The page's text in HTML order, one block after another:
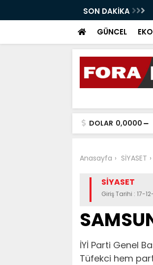
SON DAKİKA
UN MARKASI OLMAYI SÜRDÜRÜYOR
GÜNCEL
DOLAR 0,0000
Anasayfa SİYASET
SİYASET
Giriş Tarihi : 17-
İYİ Parti Genel
Tüfekci hem